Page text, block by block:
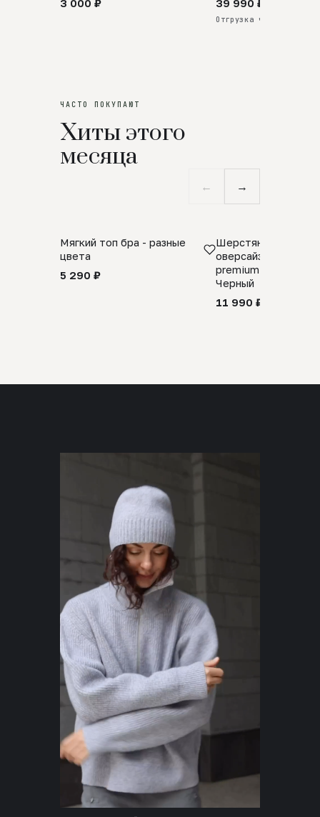
3 000 ₽ 39 990 ₽
Отгрузка через 25 дней
ЧАСТО ПОКУПАЮТ
Хиты этого
месяца
← →
Мягкий топ бра - разные
цвета
5 290 ₽
Шерстяной свитер
оверсайз 100%
premium merino
Черный
11 990 ₽